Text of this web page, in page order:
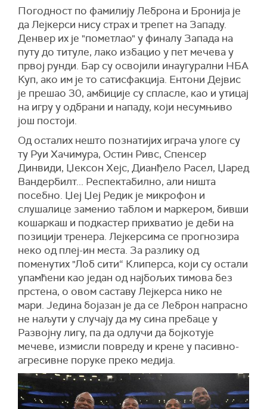
Погодност по фамилију Леброна и Бронија је
да Лејкерси нису страх и трепет на Западу.
Денвер их је "пометлао" у финалу Запада на
путу до титуле, лако избацио у пет мечева у
првој рунди. Бар су освојили инаугурални НБА
Куп, ако им је то сатисфакција. Ентони Дејвис
је прешао 30, амбиције су спласле, као и утицај
на игру у одбрани и нападу, који несумњиво
још постоји.
Од осталих нешто познатијих играча улоге су
ту Руи Хачимура, Остин Ривс, Спенсер
Динвиди, Џексон Хејс, Дианђело Расел, Џаред
Вандербилт... Респектабилно, али ништа
посебно. Џеј Џеј Редик је микрофон и
слушалице заменио таблом и маркером, бивши
кошаркаш и подкастер прихватио је деби на
позицији тренера. Лејкерсима се прогнозира
неко од плеј-ин места. За разлику од
поменутих "Лоб сити“ Клиперса, који су остали
упамћени као један од најбољих тимова без
прстена, о овом саставу Лејкерса нико не
мари. Једина бојазан је да се Леброн напрасно
не наљути у случају да му сина пребаце у
Развојну лигу, па да одлучи да бојкотује
мечеве, измисли повреду и крене у пасивно-
агресивне поруке преко медија.